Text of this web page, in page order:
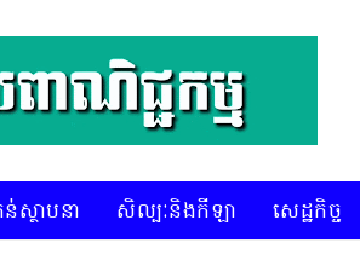
ន់ស្ថាបនា សិល្បៈនិងកីឡា សេដ្ឋកិច្ច